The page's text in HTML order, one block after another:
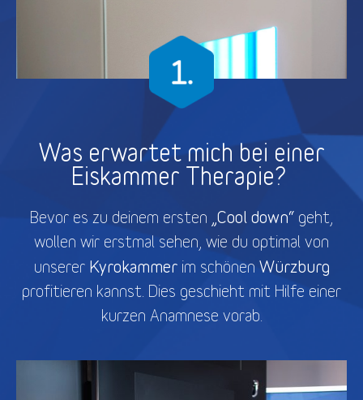
Was erwartet mich bei einer
Eiskammer Therapie?
Bevor es zu deinem ersten „Cool down“ geht,
wollen wir erstmal sehen, wie du optimal von
unserer Kyrokammerim schönen Würzburg
profitieren kannst. Dies geschieht mit Hilfe einer
kurzen Anamnese vorab.